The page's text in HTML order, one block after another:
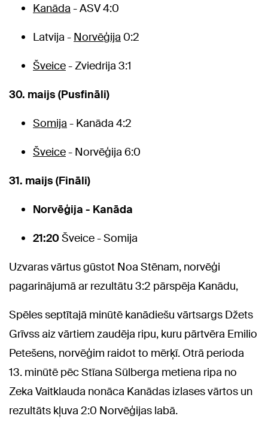
Kanāda - ASV4:0
Latvija - Norvēģija 0:2
Šveice- Zviedrija 3:1
30. maijs (Pusfināli)
Somija - Kanāda 4:2
Šveice- Norvēģija 6:0
31. maijs (Fināli)
Norvēģija - Kanāda
21:20Šveice - Somija
Uzvaras vārtus gūstot Noa Stēnam, norvēģi
pagarinājumā ar rezultātu 3:2 pārspēja Kanādu,
Spēles septītajā minūtē kanādiešu vārtsargs Džets
Grīvss aiz vārtiem zaudēja ripu, kuru pārtvēra Emilio
Petešens, norvēģim raidot to mērķī. Otrā perioda
13. minūtē pēc Stīana Sūlberga metiena ripa no
Zeka Vaitklauda nonāca Kanādas izlases vārtos un
rezultāts kļuva 2:0 Norvēģijas labā.